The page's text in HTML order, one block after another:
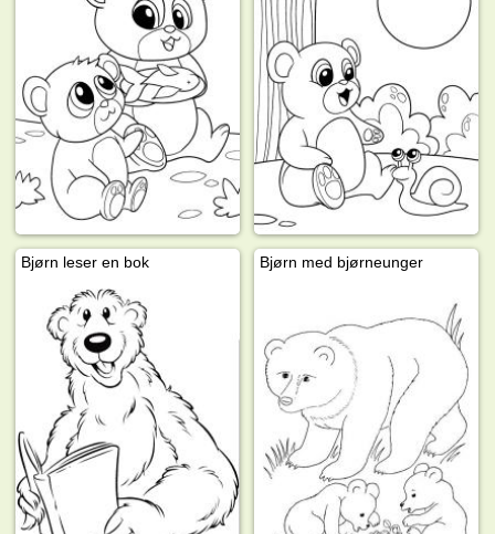
Bjørn leser en bok Bjørn med bjørneunger